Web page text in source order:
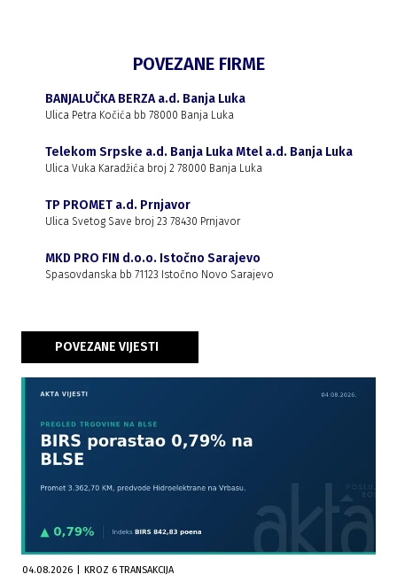
POVEZANE FIRME
BANJALUČKA BERZA a.d. Banja Luka
Ulica Petra Kočića bb 78000 Banja Luka
Telekom Srpske a.d. Banja Luka Mtel a.d. Banja Luka
Ulica Vuka Karadžića broj 2 78000 Banja Luka
TP PROMET a.d. Prnjavor
Ulica Svetog Save broj 23 78430 Prnjavor
MKD PRO FIN d.o.o. Istočno Sarajevo
Spasovdanska bb 71123 Istočno Novo Sarajevo
POVEZANE VIJESTI
04.08.2026 KROZ 6 TRANSAKCIJA